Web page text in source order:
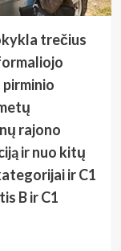
trečius
rajono
ir nuo kitų
ir C1
B ir C1